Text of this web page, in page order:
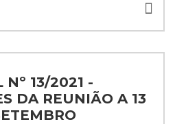
Nº 13/2021 -
DA REUNIÃO A 13